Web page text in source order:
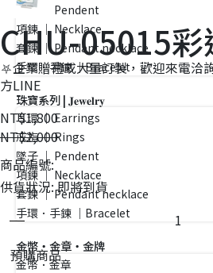
墜子 ｜ Pendent
項鍊 ｜ Necklace
套鍊 ｜ Pendant necklace
手環．手鍊 ｜Bracelet
珠寶系列 | 𝐉𝐞𝐰𝐞𝐥𝐫𝐲
耳環 ｜ Earrings
戒指 ｜ Rings
墜子 ｜ Pendent
項鍊 ｜ Necklace
套鍊 ｜ Pendant necklace
手環．手鍊 ｜Bracelet
金幣・金章・金牌
金幣．金章
CHU-05015彩
⛧企業贈禮或大量訂製，歡迎來電洽
方LINE
NT$1,800
NT$2,000
商品編號:
供貨狀況:即將到貨
預購商品